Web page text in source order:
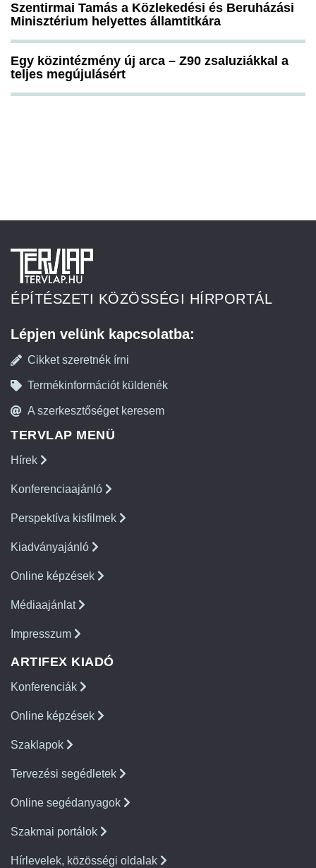
Szentirmai Tamás a Közlekedési és Beruházási
Minisztérium helyettes államtitkára
Egy közintézmény új arca – Z90 zsaluziákkal a
teljes megújulásért
ÉPÍTÉSZETI KÖZÖSSÉGI HÍRPORTÁL
Lépjen velünk kapcsolatba:
Cikket szeretnék írni
Termékinformációt küldenék
A szerkesztőséget keresem
TERVLAP MENÜ
Hírek
Konferenciaajánló
Perspektíva kisfilmek
Kiadványajánló
Online képzések
Médiaajánlat
Impresszum
ARTIFEX KIADÓ
Konferenciák
Online képzések
Szaklapok
Tervezési segédletek
Online segédanyagok
Szakmai portálok
Hírlevelek, közösségi oldalak